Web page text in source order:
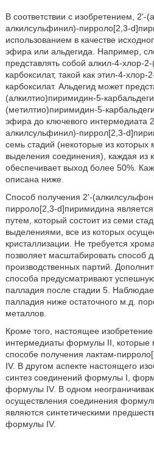
В соответствии с изобретением, 2'-
алкилсульфинил)-пирроло[2,3-
использованием в качестве
эфира или альдегида. Например,
представлять собой алкил-4-хлор-
карбоксилат, такой как этил-4-
карбоксилат. Альдегид может
(алкилтио)пиримидин-5-
(метилтио)пиримидин-5-
эфира до ключевого интермедиата
алкилсульфинил)-пиррол[2,3-
семь стадий (некоторые из которых
выделения соединения), каждая из
обеспечивает выход более 50%.
описана ниже.
Способ получения 2'-
пирроло[2,3-d]пиримидина
путем, который состоит из семи
выделениями, все из которых
кристаллизации. Не требуется
позволяет масштабировать способ
производственных партий.
способа предусматривают
палладия после стадии 5.
палладия ниже остаточного м.д.
металлов.
Кроме того, настоящее
интермедиаты формулы II, которые
способе получения лактам-
IV. В другом аспекте настоящего
синтез соединений формулы I,
формулы IV. В одном
осуществления соединения
являются синтетическими
формулы IV.